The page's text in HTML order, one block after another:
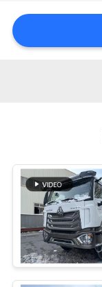
SITEMAP